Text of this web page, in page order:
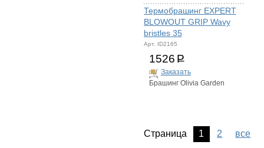
Термобрашинг EXPERT
BLOWOUT GRIP Wavy
bristles 35
Арт. ID2165
1526 Р
Заказать
Брашинг Olivia Garden
Страница 1 2 все